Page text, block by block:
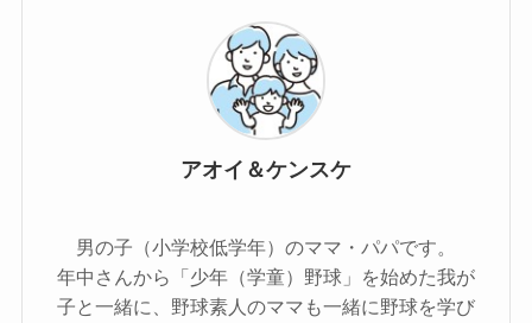
アオイ＆ケンスケ
男の子（小学校低学年）のママ・パパです。
年中さんから「少年（学童）野球」を始めた我が
子と一緒に、野球素人のママも一緒に野球を学び